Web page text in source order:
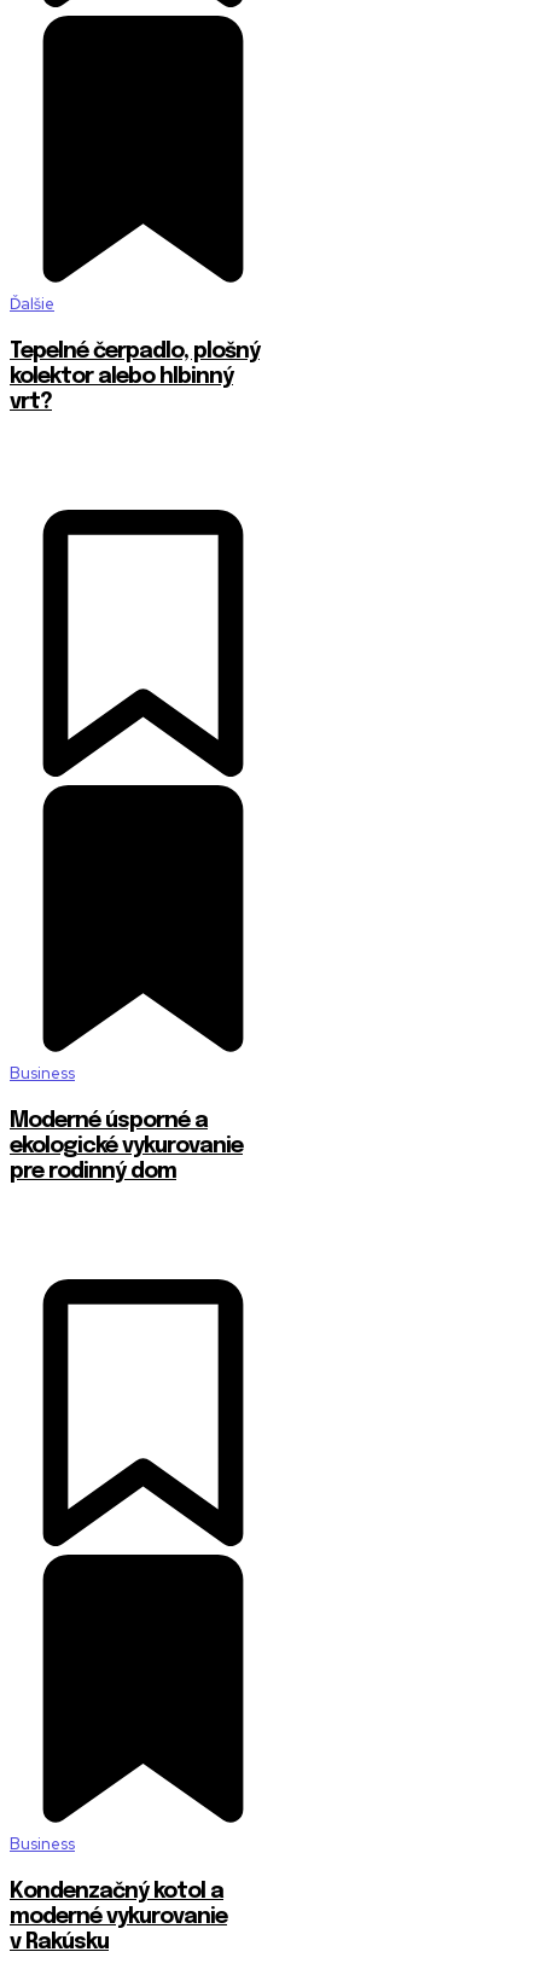
Ďalšie
Tepelné čerpadlo, plošný
kolektor alebo hlbinný
vrt?
Business
Moderné úsporné a
ekologické vykurovanie
pre rodinný dom
Business
Kondenzačný kotol a
moderné vykurovanie
v Rakúsku